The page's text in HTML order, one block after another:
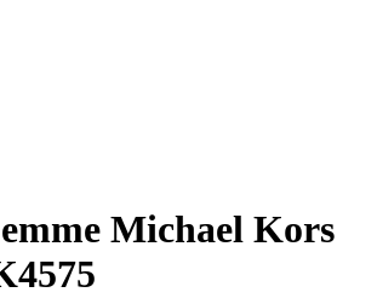
Michael Kors